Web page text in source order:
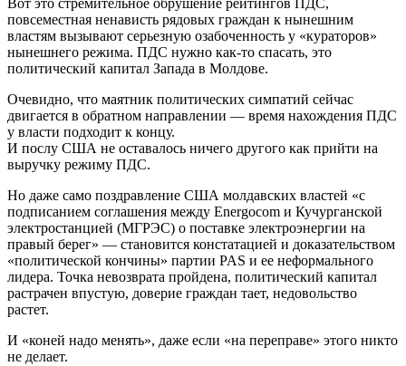
Вот это стремительное обрушение рейтингов ПДС,
повсеместная ненависть рядовых граждан к нынешним
властям вызывают серьезную озабоченность у «кураторов»
нынешнего режима. ПДС нужно как-то спасать, это
политический капитал Запада в Молдове.
Очевидно, что маятник политических симпатий сейчас
двигается в обратном направлении — время нахождения ПДС
у власти подходит к концу.
И послу США не оставалось ничего другого как прийти на
выручку режиму ПДС.
Но даже само поздравление США молдавских властей «с
подписанием соглашения между Energocom и Кучурганской
электростанцией (МГРЭС) о поставке электроэнергии на
правый берег» — становится констатацией и доказательством
«политической кончины» партии PAS и ее неформального
лидера. Точка невозврата пройдена, политический капитал
растрачен впустую, доверие граждан тает, недовольство
растет.
И «коней надо менять», даже если «на переправе» этого никто
не делает.